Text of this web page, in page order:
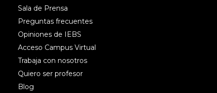
Sala de Prensa
Preguntas frecuentes
Opiniones de IEBS
Acceso Campus Virtual
Trabaja con nosotros
Quiero ser profesor
Blog